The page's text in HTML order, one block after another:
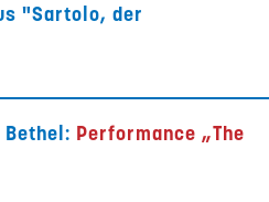
"Sartolo, der
Performance „The